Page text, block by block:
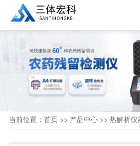
当前位置： 首页>> 产品中心>> 热解析仪